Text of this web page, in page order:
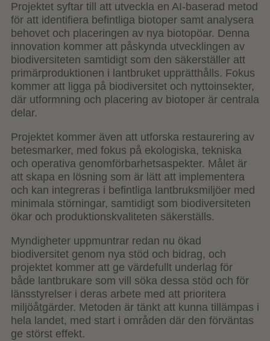
Projektet syftar till att utveckla en AI-baserad metod
för att identifiera befintliga biotoper samt analysera
behovet och placeringen av nya biotopöar. Denna
innovation kommer att påskynda utvecklingen av
biodiversiteten samtidigt som den säkerställer att
primärproduktionen i lantbruket upprätthålls. Fokus
kommer att ligga på biodiversitet och nyttoinsekter,
där utformning och placering av biotoper är centrala
delar.
Projektet kommer även att utforska restaurering av
betesmarker, med fokus på ekologiska, tekniska
och operativa genomförbarhetsaspekter. Målet är
att skapa en lösning som är lätt att implementera
och kan integreras i befintliga lantbruksmiljöer med
minimala störningar, samtidigt som biodiversiteten
ökar och produktionskvaliteten säkerställs.
Myndigheter uppmuntrar redan nu ökad
biodiversitet genom nya stöd och bidrag, och
projektet kommer att ge värdefullt underlag för
både lantbrukare som vill söka dessa stöd och för
länsstyrelser i deras arbete med att prioritera
miljöåtgärder. Metoden är tänkt att kunna tillämpas i
hela landet, med start i områden där den förväntas
ge störst effekt.